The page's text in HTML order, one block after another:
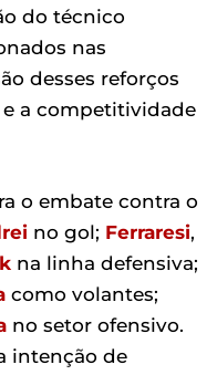
do técnico
nas
desses reforços
a competitividade
o embate contra o
no gol; Ferraresi,
na linha defensiva;
como volantes;
no setor ofensivo.
intenção de